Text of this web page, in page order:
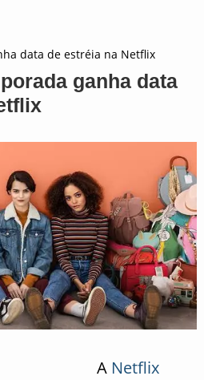
data de estréia na Netflix
ganha data
A Netflix